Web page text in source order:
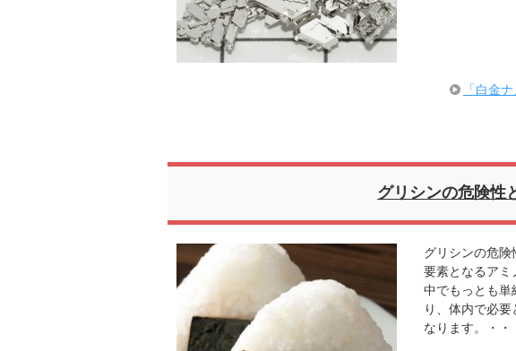
「白金
グリシンの危険性
グリシンの危
要素となるアミ
中でもっとも単
り、体内で必
なります。・・